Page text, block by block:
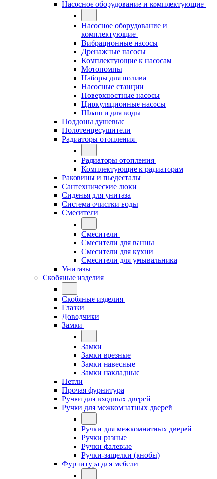
Насосное оборудование и комплектующие
Насосное оборудование и
комплектующие
Вибрационные насосы
Дренажные насосы
Комплектующие к насосам
Мотопомпы
Наборы для полива
Насосные станции
Поверхностные насосы
Циркуляционные насосы
Шланги для воды
Поддоны душевые
Полотенцесушители
Радиаторы отопления
Радиаторы отопления
Комплектующие к радиаторам
Раковины и пьедесталы
Сантехнические люки
Сиденья для унитаза
Система очистки воды
Смесители
Смесители
Смесители для ванны
Смесители для кухни
Смесители для умывальника
Унитазы
Скобяные изделия
Скобяные изделия
Глазки
Доводчики
Замки
Замки
Замки врезные
Замки навесные
Замки накладные
Петли
Прочая фурнитура
Ручки для входных дверей
Ручки для межкомнатных дверей
Ручки для межкомнатных дверей
Ручки разные
Ручки фалевые
Ручки-защелки (кнобы)
Фурнитура для мебели